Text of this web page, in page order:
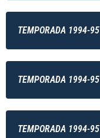
TEMPORADA 1994-95
TEMPORADA 1994-95
TEMPORADA 1994-95